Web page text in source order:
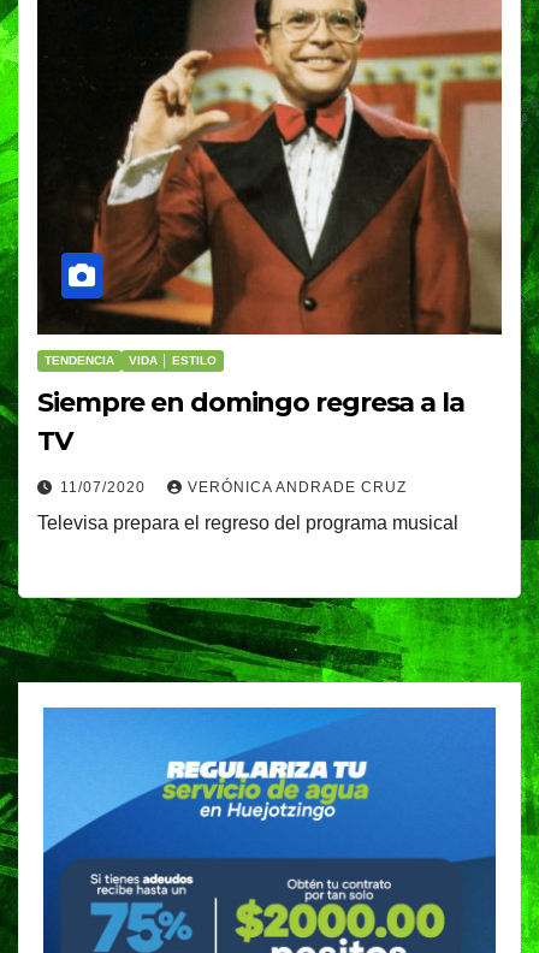
TENDENCIA VIDA │ ESTILO
Siempre en domingo regresa a la
TV
11/07/2020 VERÓNICA ANDRADE CRUZ
Televisa prepara el regreso del programa musical